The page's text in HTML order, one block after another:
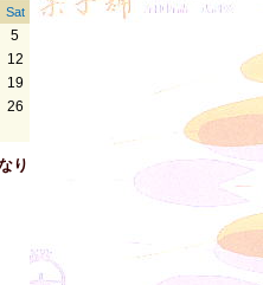
Sat
5
12
19
26
り